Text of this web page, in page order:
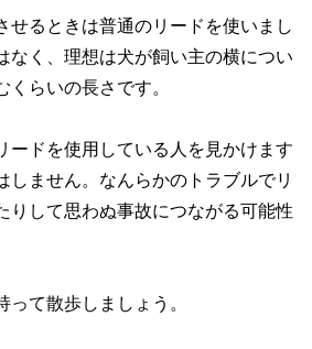
せるときは普通のリードを使いまし
なく、理想は犬が飼い主の横につい
らいの長さです。
ードを使用している人を見かけます
しません。なんらかのトラブルでリ
りして思わぬ事故につながる可能性
て散歩しましょう。